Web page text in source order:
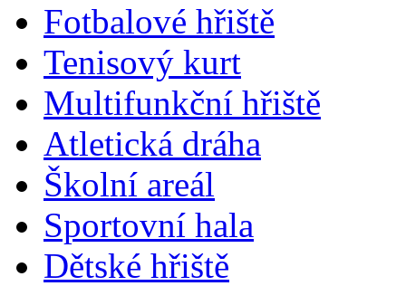
Fotbalové hřiště
Tenisový kurt
Multifunkční hřiště
Atletická dráha
Školní areál
Sportovní hala
Dětské hřiště